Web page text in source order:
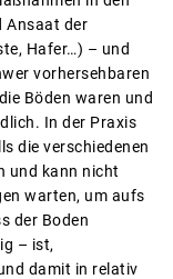
Ansaat der
Hafer…) – und
vorhersehbaren
Böden waren und
In der Praxis
die verschiedenen
und kann nicht
warten, um aufs
der Boden
– ist,
damit in relativ